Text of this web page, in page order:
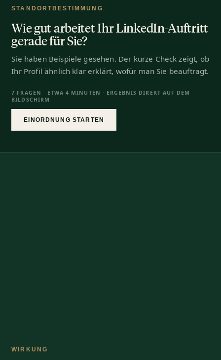
STANDORTBESTIMMUNG
Wie gut arbeitet Ihr LinkedIn-Auftritt
gerade für Sie?
Sie haben Beispiele gesehen. Der kurze Check zeigt, ob
Ihr Profil ähnlich klar erklärt, wofür man Sie beauftragt.
7 FRAGEN · ETWA 4 MINUTEN · ERGEBNIS DIREKT AUF DEM
BILDSCHIRM
EINORDNUNG STARTEN
WIRKUNG